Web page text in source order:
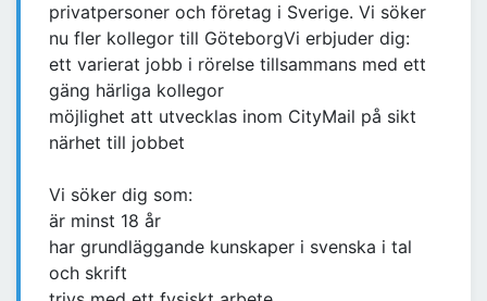
privatpersoner och företag i Sverige. Vi söker
nu fler kollegor till GöteborgVi erbjuder dig:
ett varierat jobb i rörelse tillsammans med ett
gäng härliga kollegor
möjlighet att utvecklas inom CityMail på sikt
närhet till jobbet
Vi söker dig som:
är minst 18 år
har grundläggande kunskaper i svenska i tal
och skrift